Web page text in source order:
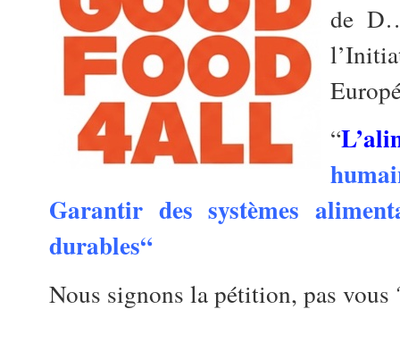
de
“
Garantir des systèmes
durables“
Nous signons la pétition, pas vous